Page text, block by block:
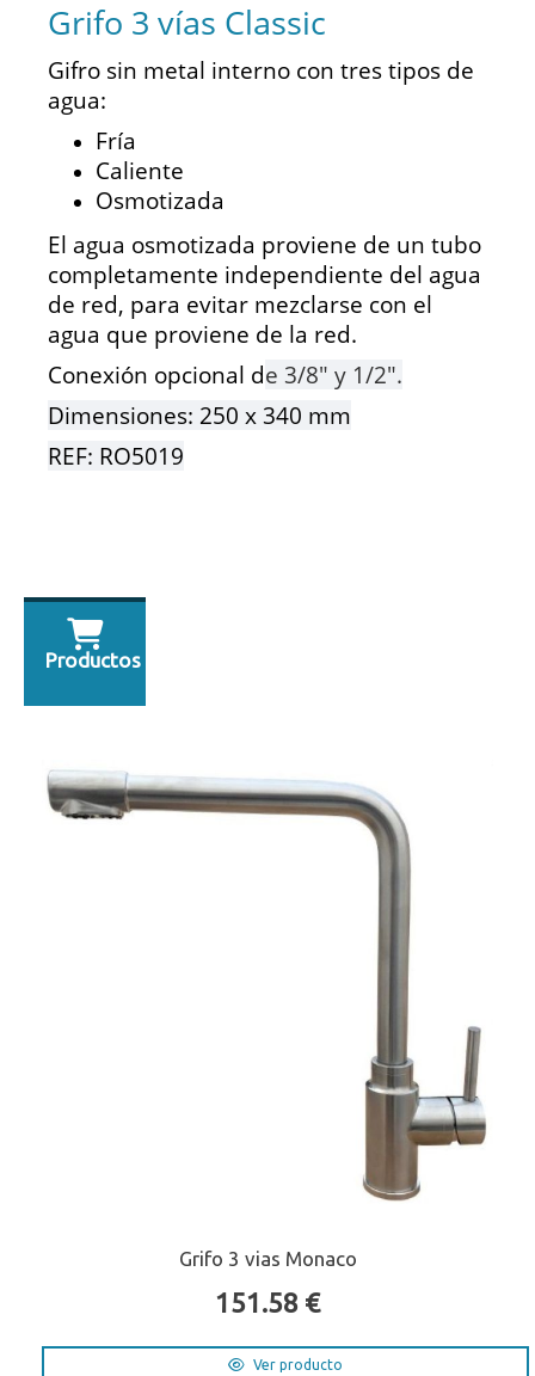
Grifo 3 vías Classic
Gifro sin metal interno con tres tipos de
agua:
Fría
Caliente
Osmotizada
El agua osmotizada proviene de un tubo
completamente independiente del agua
de red, para evitar mezclarse con el
agua que proviene de la red.
Conexión opcional de 3/8" y 1/2".
Dimensiones: 250 x 340 mm
REF: RO5019
Productos
Grifo 3 vias Monaco
151.58 €
Ver producto